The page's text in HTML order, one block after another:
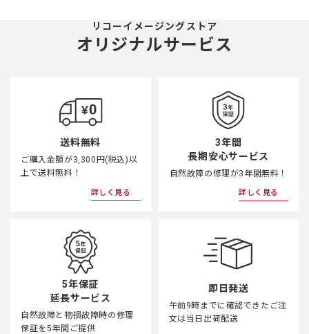
リコーイメージングストア
オリジナルサービス
送料無料
ご購入金額が3,300円(税込)以
上で送料無料！
詳しく見る
3年間
長期安心サービス
自然故障の修理が3年間無料！
詳しく見る
5年保証
延長サービス
自然故障と物損故障時の修理
保証を5年間ご提供
即日発送
午前9時までに確認できたご注
文は当日出荷配送